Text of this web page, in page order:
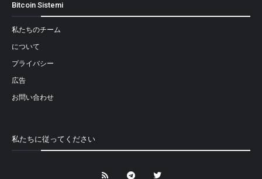
Bitcoin Sistemi
私たちのチーム
について
プライバシー
広告
お問い合わせ
私たちに従ってください